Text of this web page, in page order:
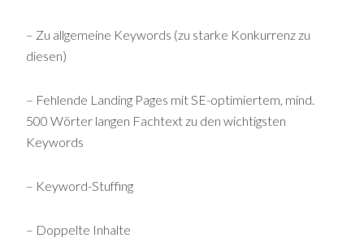
– Zu allgemeine Keywords (zu starke Konkurrenz zu
diesen)
– Fehlende Landing Pages mit SE-optimiertem, mind.
500 Wörter langen Fachtext zu den wichtigsten
Keywords
– Keyword-Stuffing
– Doppelte Inhalte